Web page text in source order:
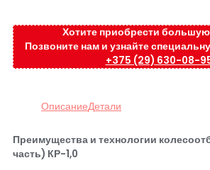
Хотите приобрести
Позвоните нам и узнайте
+375 (29) 630-08-
ОписаниеДетали
Преимущества и технологии
часть) КР-1,0